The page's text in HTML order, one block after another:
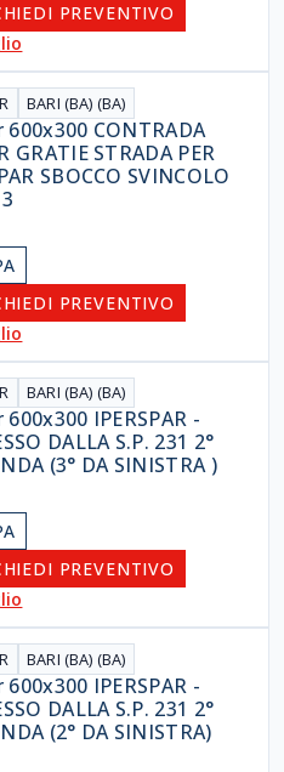
PREVENTIVO
BARI (BA) (BA)
600x300 CONTRADA
GRATIE STRADA PER
SBOCCO SVINCOLO
PREVENTIVO
BARI (BA) (BA)
IPERSPAR -
DALLA S.P. 231 2°
(3° DA SINISTRA )
PREVENTIVO
BARI (BA) (BA)
IPERSPAR -
DALLA S.P. 231 2°
(2° DA SINISTRA)